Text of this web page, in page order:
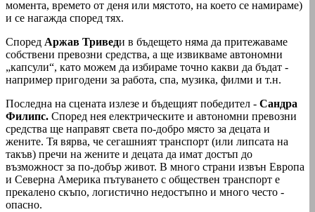
момента, времето от деня или мястото, на което се намираме)
и се нагажда според тях.
Според Аржав Триведи в бъдещето няма да притежаваме
собствени превозни средства, а ще извикваме автономни
„капсули“, като можем да избираме точно какви да бъдат -
например пригодени за работа, спа, музика, филми и т.н.
Последна на сцената излезе и бъдещият победител - Сандра
Филипс. Според нея електрическите и автономни превозни
средства ще направят света по-добро място за децата и
жените. Тя вярва, че сегашният транспорт (или липсата на
такъв) пречи на жените и децата да имат достъп до
възможност за по-добър живот. В много страни извън Европа
и Северна Америка пътуването с обществен транспорт е
прекалено скъпо, логистично недостъпно и много често -
опасно.